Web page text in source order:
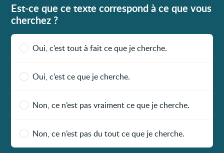
Est-ce que ce texte correspond à ce que vous
cherchez ?
Oui, c’est tout à fait ce que je cherche.
Oui, c’est ce que je cherche.
Non, ce n’est pas vraiment ce que je cherche.
Non, ce n’est pas du tout ce que je cherche.